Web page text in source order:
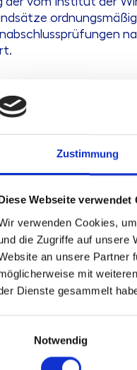
Zustimmung
Diese Webseite verwendet
verwenden Cookies,
die Zugriffe auf unsere
an unsere Partner
mit
Dienste gesammelt
Notwendig